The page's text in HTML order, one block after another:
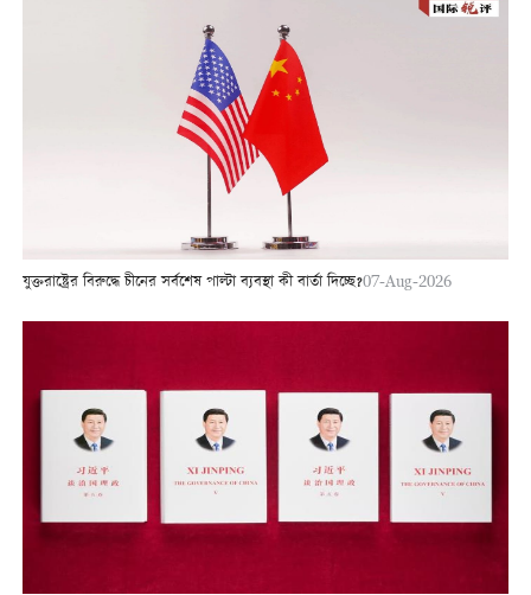
যুক্তরাষ্ট্রের বিরুদ্ধে চীনের সর্বশেষ পাল্টা ব্যবস্থা কী বার্তা দিচ্ছে?07-Aug-2026